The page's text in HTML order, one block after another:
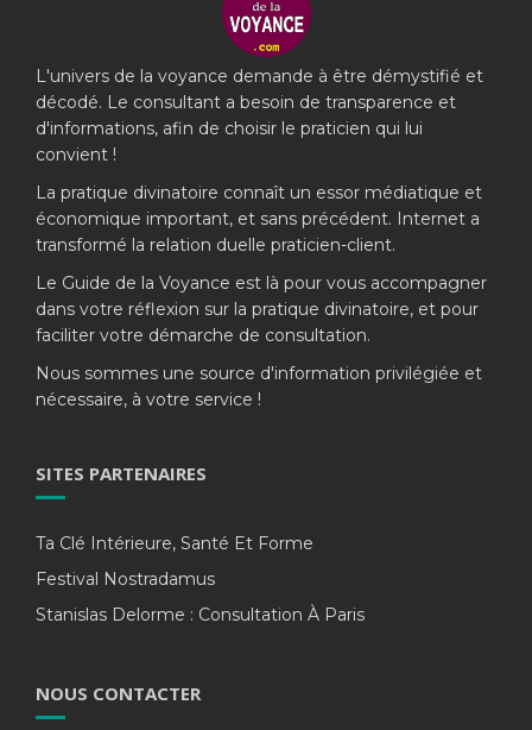
L'univers de la voyance demande à être démystifié et
décodé. Le consultant a besoin de transparence et
d'informations, afin de choisir le praticien qui lui
convient !
La pratique divinatoire connaît un essor médiatique et
économique important, et sans précédent. Internet a
transformé la relation duelle praticien-client.
Le Guide de la Voyance est là pour vous accompagner
dans votre réflexion sur la pratique divinatoire, et pour
faciliter votre démarche de consultation.
Nous sommes une source d'information privilégiée et
nécessaire, à votre service !
SITES PARTENAIRES
Ta Clé Intérieure, Santé Et Forme
Festival Nostradamus
Stanislas Delorme : Consultation À Paris
NOUS CONTACTER